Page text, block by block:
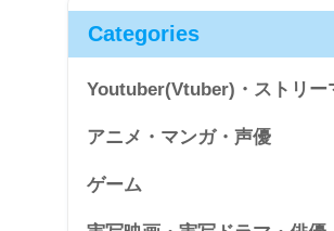
Categories
Youtuber(Vtuber)・ストリー
アニメ・マンガ・声優
ゲーム